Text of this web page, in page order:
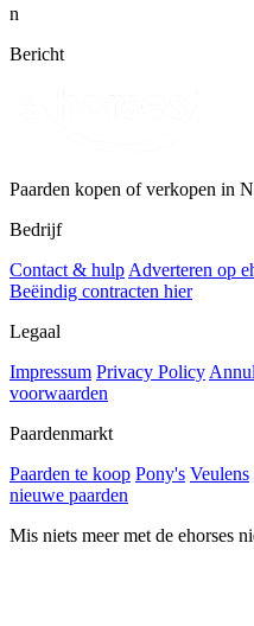
n
Bericht
Paarden kopen of verkopen in
Bedrijf
Contact & hulp Adverteren op
Beëindig contracten hier
Legaal
Impressum Privacy Policy
voorwaarden
Paardenmarkt
Paarden te koop Pony's Veulens
nieuwe paarden
Mis niets meer met de ehorses